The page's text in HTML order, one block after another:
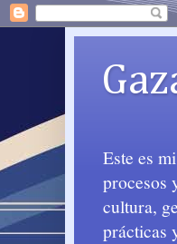
Este es
procesos
cultura,
prácticas